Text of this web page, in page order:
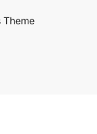
Theme